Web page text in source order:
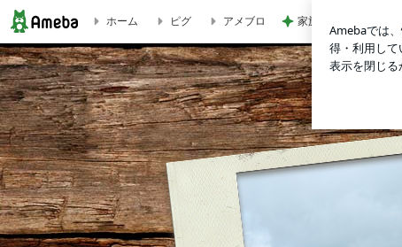
自閉症スペクトラムと問題行動 ～視覚的支援による解決～ |
ホーム ピグ アメブロ 家族に奪われたコス